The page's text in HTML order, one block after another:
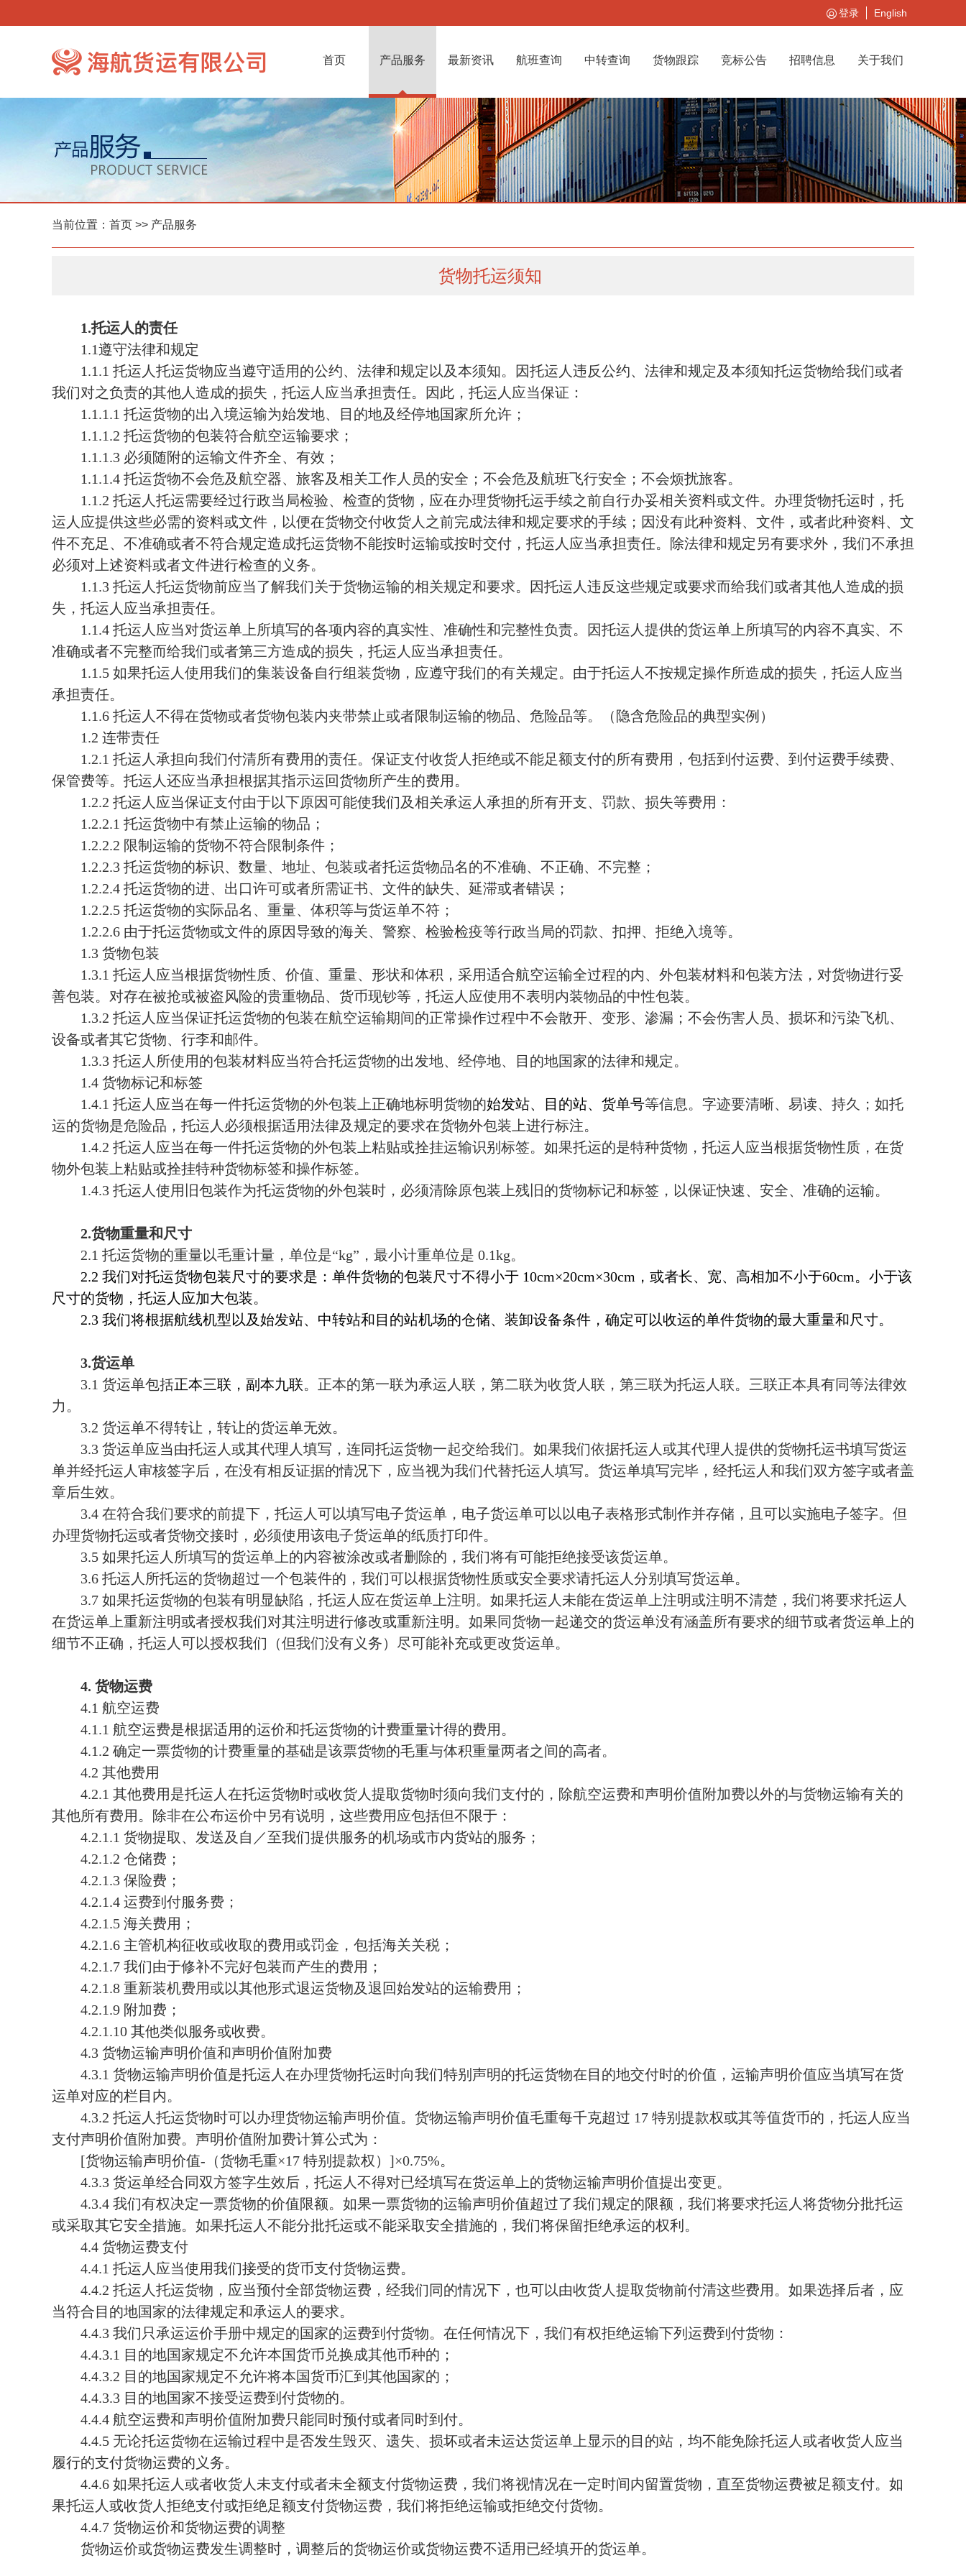
登录 English
首页 产品服务 最新资讯 航班查询 中转查询 货物跟踪 竞标公告 招聘信息 关于我们
当前位置： 首页 >> 产品服务
货物托运须知
1.托运人的责任
1.1遵守法律和规定
1.1.1 托运人托运货物应当遵守适用的公约、法律和规定以及本须知。因托运人违反公约、法律和规定及本须知托运货物给我们或者
我们对之负责的其他人造成的损失，托运人应当承担责任。因此，托运人应当保证：
1.1.1.1 托运货物的出入境运输为始发地、目的地及经停地国家所允许；
1.1.1.2 托运货物的包装符合航空运输要求；
1.1.1.3 必须随附的运输文件齐全、有效；
1.1.1.4 托运货物不会危及航空器、旅客及相关工作人员的安全；不会危及航班飞行安全；不会烦扰旅客。
1.1.2 托运人托运需要经过行政当局检验、检查的货物，应在办理货物托运手续之前自行办妥相关资料或文件。办理货物托运时，托
运人应提供这些必需的资料或文件，以便在货物交付收货人之前完成法律和规定要求的手续；因没有此种资料、文件，或者此种资料、文
件不充足、不准确或者不符合规定造成托运货物不能按时运输或按时交付，托运人应当承担责任。除法律和规定另有要求外，我们不承担
必须对上述资料或者文件进行检查的义务。
1.1.3 托运人托运货物前应当了解我们关于货物运输的相关规定和要求。因托运人违反这些规定或要求而给我们或者其他人造成的损
失，托运人应当承担责任。
1.1.4 托运人应当对货运单上所填写的各项内容的真实性、准确性和完整性负责。因托运人提供的货运单上所填写的内容不真实、不
准确或者不完整而给我们或者第三方造成的损失，托运人应当承担责任。
1.1.5 如果托运人使用我们的集装设备自行组装货物，应遵守我们的有关规定。由于托运人不按规定操作所造成的损失，托运人应当
承担责任。
1.1.6 托运人不得在货物或者货物包装内夹带禁止或者限制运输的物品、危险品等。（ 隐含危险品的典型实例 ）
1.2 连带责任
1.2.1 托运人承担向我们付清所有费用的责任。保证支付收货人拒绝或不能足额支付的所有费用，包括到付运费、到付运费手续费、
保管费等。托运人还应当承担根据其指示运回货物所产生的费用。
1.2.2 托运人应当保证支付由于以下原因可能使我们及相关承运人承担的所有开支、罚款、损失等费用：
1.2.2.1 托运货物中有禁止运输的物品；
1.2.2.2 限制运输的货物不符合限制条件；
1.2.2.3 托运货物的标识、数量、地址、包装或者托运货物品名的不准确、不正确、不完整；
1.2.2.4 托运货物的进、出口许可或者所需证书、文件的缺失、延滞或者错误；
1.2.2.5 托运货物的实际品名、重量、体积等与货运单不符；
1.2.2.6 由于托运货物或文件的原因导致的海关、警察、检验检疫等行政当局的罚款、扣押、拒绝入境等。
1.3 货物包装
1.3.1 托运人应当根据货物性质、价值、重量、形状和体积，采用适合航空运输全过程的内、外包装材料和包装方法，对货物进行妥
善包装。对存在被抢或被盗风险的贵重物品、货币现钞等，托运人应使用不表明内装物品的中性包装。
1.3.2 托运人应当保证托运货物的包装在航空运输期间的正常操作过程中不会散开、变形、渗漏；不会伤害人员、损坏和污染飞机、
设备或者其它货物、行李和邮件。
1.3.3 托运人所使用的包装材料应当符合托运货物的出发地、经停地、目的地国家的法律和规定。
1.4 货物标记和标签
1.4.1 托运人应当在每一件托运货物的外包装上正确地标明货物的始发站、目的站、货单号等信息。字迹要清晰、易读、持久；如托
运的货物是危险品，托运人必须根据适用法律及规定的要求在货物外包装上进行标注。
1.4.2 托运人应当在每一件托运货物的外包装上粘贴或拴挂运输识别标签。如果托运的是特种货物，托运人应当根据货物性质，在货
物外包装上粘贴或拴挂特种货物标签和操作标签。
1.4.3 托运人使用旧包装作为托运货物的外包装时，必须清除原包装上残旧的货物标记和标签，以保证快速、安全、准确的运输。
2.货物重量和尺寸
2.1 托运货物的重量以毛重计量，单位是“kg”，最小计重单位是 0.1kg。
2.2 我们对托运货物包装尺寸的要求是：单件货物的包装尺寸不得小于 10cm×20cm×30cm ，或者长、宽、高相加不小于60cm。小于该
尺寸的货物，托运人应加大包装。
2.3 我们将根据航线机型以及始发站、中转站和目的站机场的仓储、装卸设备条件，确定可以收运的单件货物的最大重量和尺寸。
3.货运单
3.1 货运单包括正本三联，副本九联。正本的第一联为承运人联，第二联为收货人联，第三联为托运人联。三联正本具有同等法律效
力。
3.2 货运单不得转让，转让的货运单无效。
3.3 货运单应当由托运人或其代理人填写，连同托运货物一起交给我们。如果我们依据托运人或其代理人提供的货物托运书填写货运
单并经托运人审核签字后，在没有相反证据的情况下，应当视为我们代替托运人填写。货运单填写完毕，经托运人和我们双方签字或者盖
章后生效。
3.4 在符合我们要求的前提下，托运人可以填写电子货运单，电子货运单可以以电子表格形式制作并存储，且可以实施电子签字。但
办理货物托运或者货物交接时，必须使用该电子货运单的纸质打印件。
3.5 如果托运人所填写的货运单上的内容被涂改或者删除的，我们将有可能拒绝接受该货运单。
3.6 托运人所托运的货物超过一个包装件的，我们可以根据货物性质或安全要求请托运人分别填写货运单。
3.7 如果托运货物的包装有明显缺陷，托运人应在货运单上注明。如果托运人未能在货运单上注明或注明不清楚，我们将要求托运人
在货运单上重新注明或者授权我们对其注明进行修改或重新注明。如果同货物一起递交的货运单没有涵盖所有要求的细节或者货运单上的
细节不正确，托运人可以授权我们（但我们没有义务）尽可能补充或更改货运单。
4.货物运费
4.1 航空运费
4.1.1 航空运费是根据适用的运价和托运货物的计费重量计得的费用。
4.1.2 确定一票货物的计费重量的基础是该票货物的毛重与体积重量两者之间的高者。
4.2 其他费用
4.2.1 其他费用是托运人在托运货物时或收货人提取货物时须向我们支付的，除航空运费和声明价值附加费以外的与货物运输有关的
其他所有费用。除非在公布运价中另有说明，这些费用应包括但不限于：
4.2.1.1 货物提取、发送及自／至我们提供服务的机场或市内货站的服务；
4.2.1.2 仓储费；
4.2.1.3 保险费；
4.2.1.4 运费到付服务费；
4.2.1.5 海关费用；
4.2.1.6 主管机构征收或收取的费用或罚金，包括海关关税；
4.2.1.7 我们由于修补不完好包装而产生的费用；
4.2.1.8 重新装机费用或以其他形式退运货物及退回始发站的运输费用；
4.2.1.9 附加费；
4.2.1.10 其他类似服务或收费。
4.3 货物运输声明价值和声明价值附加费
4.3.1 货物运输声明价值是托运人在办理货物托运时向我们特别声明的托运货物在目的地交付时的价值，运输声明价值应当填写在货
运单对应的栏目内。
4.3.2 托运人托运货物时可以办理货物运输声明价值。货物运输声明价值毛重每千克超过 17 特别提款权或其等值货币的，托运人应当
支付声明价值附加费。声明价值附加费计算公式为：
[货物运输声明价值- （货物毛重×17 特别提款权） ]×0.75%。
4.3.3 货运单经合同双方签字生效后，托运人不得对已经填写在货运单上的货物运输声明价值提出变更。
4.3.4 我们有权决定一票货物的价值限额。如果一票货物的运输声明价值超过了我们规定的限额，我们将要求托运人将货物分批托运
或采取其它安全措施。如果托运人不能分批托运或不能采取安全措施的，我们将保留拒绝承运的权利。
4.4 货物运费支付
4.4.1 托运人应当使用我们接受的货币支付货物运费。
4.4.2 托运人托运货物，应当预付全部货物运费，经我们同的情况下，也可以由收货人提取货物前付清这些费用。如果选择后者，应
当符合目的地国家的法律规定和承运人的要求。
4.4.3 我们只承运运价手册中规定的国家的运费到付货物。在任何情况下，我们有权拒绝运输下列运费到付货物：
4.4.3.1 目的地国家规定不允许本国货币兑换成其他币种的；
4.4.3.2 目的地国家规定不允许将本国货币汇到其他国家的；
4.4.3.3 目的地国家不接受运费到付货物的。
4.4.4 航空运费和声明价值附加费只能同时预付或者同时到付。
4.4.5 无论托运货物在运输过程中是否发生毁灭、遗失、损坏或者未运达货运单上显示的目的站，均不能免除托运人或者收货人应当
履行的支付货物运费的义务。
4.4.6 如果托运人或者收货人未支付或者未全额支付货物运费，我们将视情况在一定时间内留置货物，直至货物运费被足额支付。如
果托运人或收货人拒绝支付或拒绝足额支付货物运费，我们将拒绝运输或拒绝交付货物。
4.4.7 货物运价和货物运费的调整
货物运价或货物运费发生调整时，调整后的货物运价或货物运费不适用已经填开的货运单。